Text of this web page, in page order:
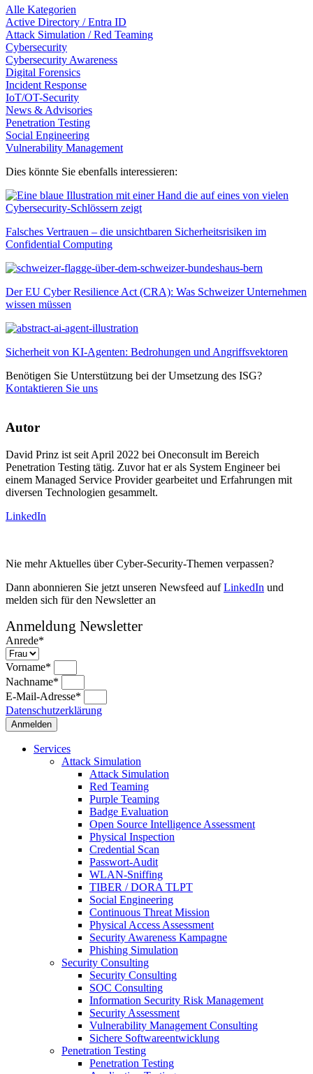
Alle Kategorien
Active Directory / Entra ID
Attack Simulation / Red Teaming
Cybersecurity
Cybersecurity Awareness
Digital Forensics
Incident Response
IoT/OT-Security
News & Advisories
Penetration Testing
Social Engineering
Vulnerability Management
Dies könnte Sie ebenfalls interessieren:
Falsches Vertrauen – die unsichtbaren Sicherheitsrisiken im
Confidential Computing
Der EU Cyber Resilience Act (CRA): Was Schweizer Unternehmen
wissen müssen
Sicherheit von KI-Agenten: Bedrohungen und Angriffsvektoren
Benötigen Sie Unterstützung bei der Umsetzung des ISG?
Kontaktieren Sie uns
Autor
David Prinz ist seit April 2022 bei Oneconsult im Bereich
Penetration Testing tätig. Zuvor hat er als System Engineer bei
einem Managed Service Provider gearbeitet und Erfahrungen mit
diversen Technologien gesammelt.
LinkedIn
Nie mehr Aktuelles über Cyber-Security-Themen verpassen?
Dann abonnieren Sie jetzt unseren Newsfeed aufLinkedIn und
melden sich für den Newsletter an
Anmeldung Newsletter
Anrede*
Vorname*
Nachname*
E-Mail-Adresse*
Datenschutzerklärung
Anmelden
Services
Attack Simulation
Attack Simulation
Red Teaming
Purple Teaming
Badge Evaluation
Open Source Intelligence Assessment
Physical Inspection
Credential Scan
Passwort-Audit
WLAN-Sniffing
TIBER / DORA TLPT
Social Engineering
Continuous Threat Mission
Physical Access Assessment
Security Awareness Kampagne
Phishing Simulation
Security Consulting
Security Consulting
SOC Consulting
Information Security Risk Management
Security Assessment
Vulnerability Management Consulting
Sichere Softwareentwicklung
Penetration Testing
Penetration Testing